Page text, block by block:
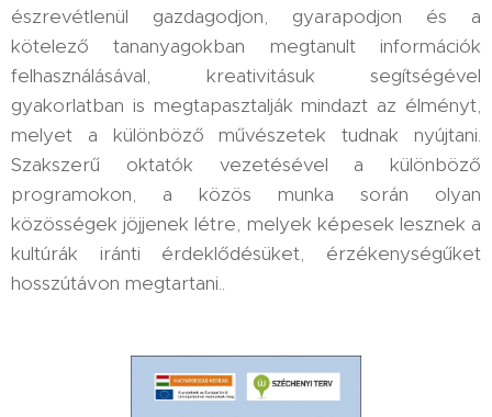
észrevétlenül gazdagodjon, gyarapodjon és a
kötelező tananyagokban megtanult információk
felhasználásával, kreativitásuk segítségével
gyakorlatban is megtapasztalják mindazt az élményt,
melyet a különböző művészetek tudnak nyújtani.
Szakszerű oktatók vezetésével a különböző
programokon, a közös munka során olyan
közösségek jöjjenek létre, melyek képesek lesznek a
kultúrák iránti érdeklődésüket, érzékenységűket
hosszútávon megtartani..